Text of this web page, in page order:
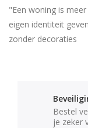
"Een woning is
eigen identiteit
zonder decoraties
Bestel
je zeker